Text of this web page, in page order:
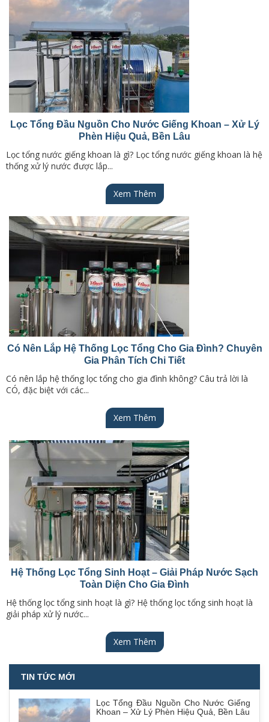
Lọc Tổng Đầu Nguồn Cho Nước Giếng Khoan – Xử Lý
Phèn Hiệu Quả, Bền Lâu
Lọc tổng nước giếng khoan là gì? Lọc tổng nước giếng khoan là hệ
thống xử lý nước được lắp...
Xem Thêm
Có Nên Lắp Hệ Thống Lọc Tổng Cho Gia Đình? Chuyên
Gia Phân Tích Chi Tiết
Có nên lắp hệ thống lọc tổng cho gia đình không? Câu trả lời là
CÓ, đặc biệt với các...
Xem Thêm
Hệ Thống Lọc Tổng Sinh Hoạt – Giải Pháp Nước Sạch
Toàn Diện Cho Gia Đình
Hệ thống lọc tổng sinh hoạt là gì? Hệ thống lọc tổng sinh hoạt là
giải pháp xử lý nước...
Xem Thêm
TIN TỨC MỚI
Lọc Tổng Đầu Nguồn Cho Nước Giếng
Khoan – Xử Lý Phèn Hiệu Quả, Bền Lâu